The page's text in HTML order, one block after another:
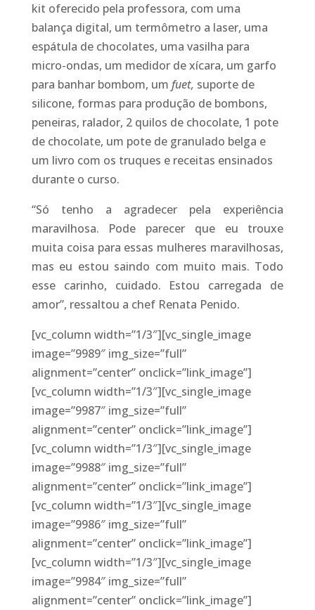
kit oferecido pela professora, com uma
balança digital, um termômetro a laser, uma
espátula de chocolates, uma vasilha para
micro-ondas, um medidor de xícara, um garfo
para banhar bombom, um fuet, suporte de
silicone, formas para produção de bombons,
peneiras, ralador, 2 quilos de chocolate, 1 pote
de chocolate, um pote de granulado belga e
um livro com os truques e receitas ensinados
durante o curso.
“Só tenho a agradecer pela experiência
maravilhosa. Pode parecer que eu trouxe
muita coisa para essas mulheres maravilhosas,
mas eu estou saindo com muito mais. Todo
esse carinho, cuidado. Estou carregada de
amor”, ressaltou a chef Renata Penido.
[vc_column width=”1/3″][vc_single_image
image=”9989″ img_size=”full”
alignment=”center” onclick=”link_image”]
[vc_column width=”1/3″][vc_single_image
image=”9987″ img_size=”full”
alignment=”center” onclick=”link_image”]
[vc_column width=”1/3″][vc_single_image
image=”9988″ img_size=”full”
alignment=”center” onclick=”link_image”]
[vc_column width=”1/3″][vc_single_image
image=”9986″ img_size=”full”
alignment=”center” onclick=”link_image”]
[vc_column width=”1/3″][vc_single_image
image=”9984″ img_size=”full”
alignment=”center” onclick=”link_image”]